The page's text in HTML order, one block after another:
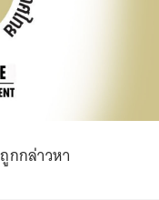
กกล่าวหา